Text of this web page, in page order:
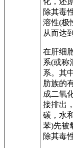
除其毒
溶性(极
从而达
在肝细
系(或称
系。其
肪族的
成二氧
接排出
碳，水
苯)先被
除其毒